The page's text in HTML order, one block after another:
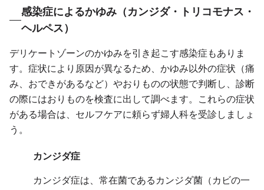
感染症によるかゆみ（カンジダ・トリコモナス・
ヘルペス）
デリケートゾーンのかゆみを引き起こす感染症もありま
す。症状により原因が異なるため、かゆみ以外の症状（痛
み、おできがあるなど）やおりものの状態で判断し、診断
の際にはおりものを検査に出して調べます。これらの症状
がある場合は、セルフケアに頼らず婦人科を受診しましょ
う。
カンジダ症
カンジダ症は、常在菌であるカンジダ菌（カビの一